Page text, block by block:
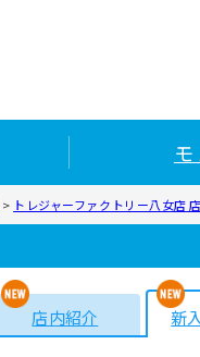
> トレジャーファクトリー八女店
店内紹介 新